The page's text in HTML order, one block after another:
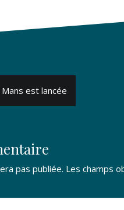
est lancée
pas publiée. Les champs